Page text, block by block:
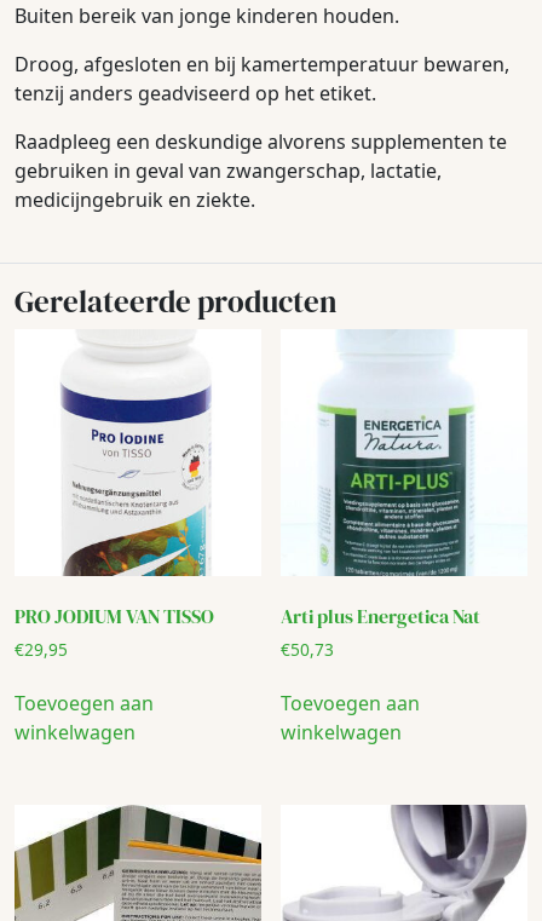
Buiten bereik van jonge kinderen houden.
Droog, afgesloten en bij kamertemperatuur bewaren,
tenzij anders geadviseerd op het etiket.
Raadpleeg een deskundige alvorens supplementen te
gebruiken in geval van zwangerschap, lactatie,
medicijngebruik en ziekte.
Gerelateerde producten
PRO JODIUM VAN TISSO
€29,95
Toevoegen aan
winkelwagen
Arti plus Energetica Nat
€50,73
Toevoegen aan
winkelwagen